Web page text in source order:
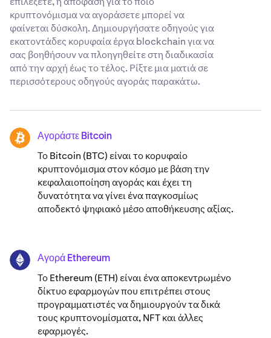
κρυπτονόμισμα να αγοράσετε μπορεί να
φαίνεται δύσκολη. Δημιουργήσατε οδηγούς για
εκατοντάδες κορυφαία έργα blockchain για να
σας βοηθήσουν να πλοηγηθείτε στη διαδικασία
από την αρχή έως το τέλος. Ρίξτε μια ματιά σε
περισσότερους οδηγούς αγοράς παρακάτω.
BTC Αγοράστε Bitcoin
Το Bitcoin (BTC) είναι το κορυφαίο
κρυπτονόμισμα στον κόσμο με βάση την
κεφαλαιοποίηση αγοράς και έχει τη
δυνατότητα να γίνει ένα παγκοσμίως
αποδεκτό ψηφιακό μέσο αποθήκευσης αξίας.
ETH Αγορά Ethereum
Το Ethereum (ETH) είναι ένα αποκεντρωμένο
δίκτυο εφαρμογών που επιτρέπει στους
προγραμματιστές να δημιουργούν τα δικά
τους κρυπτονομίσματα, NFT και άλλες
εφαρμογές.